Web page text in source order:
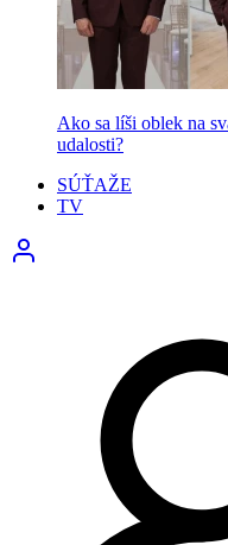
Ako sa líši oblek na
udalosti?
SÚŤAŽE
TV